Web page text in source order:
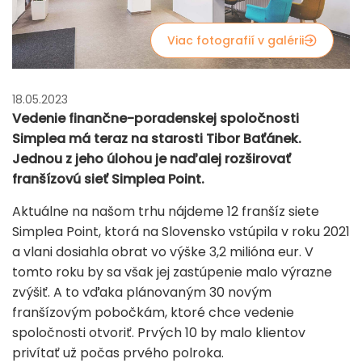
Viac fotografií v galérii
18.05.2023
Vedenie finančne-poradenskej spoločnosti
Simplea má teraz na starosti Tibor Baťánek.
Jednou z jeho úlohou je naďalej rozširovať
franšízovú sieť Simplea Point.
Aktuálne na našom trhu nájdeme 12 franšíz siete
Simplea Point, ktorá na Slovensko vstúpila v roku 2021
a vlani dosiahla obrat vo výške 3,2 milióna eur. V
tomto roku by sa však jej zastúpenie malo výrazne
zvýšiť. A to vďaka plánovaným 30 novým
franšízovým pobočkám, ktoré chce vedenie
spoločnosti otvoriť. Prvých 10 by malo klientov
privítať už počas prvého polroka.